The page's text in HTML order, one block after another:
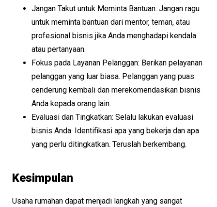
Jangan Takut untuk Meminta Bantuan: Jangan ragu
untuk meminta bantuan dari mentor, teman, atau
profesional bisnis jika Anda menghadapi kendala
atau pertanyaan.
Fokus pada Layanan Pelanggan: Berikan pelayanan
pelanggan yang luar biasa. Pelanggan yang puas
cenderung kembali dan merekomendasikan bisnis
Anda kepada orang lain.
Evaluasi dan Tingkatkan: Selalu lakukan evaluasi
bisnis Anda. Identifikasi apa yang bekerja dan apa
yang perlu ditingkatkan. Teruslah berkembang.
Kesimpulan
Usaha rumahan dapat menjadi langkah yang sangat